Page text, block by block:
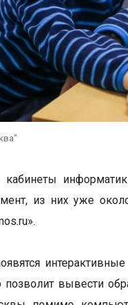
из них уже
позволит вывести